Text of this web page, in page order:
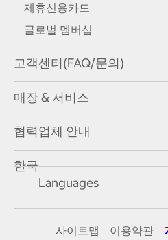
제휴신용카드
글로벌 멤버십
고객센터(FAQ/문의)
매장 & 서비스
협력업체 안내
한국
Languages
사이트맵 이용약관